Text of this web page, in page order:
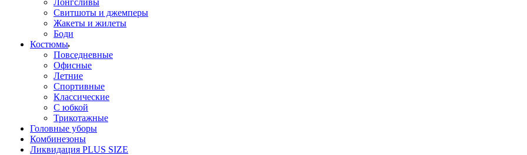
Лонгсливы
Свитшоты и джемперы
Жакеты и жилеты
Боди
Костюмы
Повседневные
Офисные
Летние
Спортивные
Классические
С юбкой
Трикотажные
Головные уборы
Комбинезоны
Ликвидация PLUS SIZE